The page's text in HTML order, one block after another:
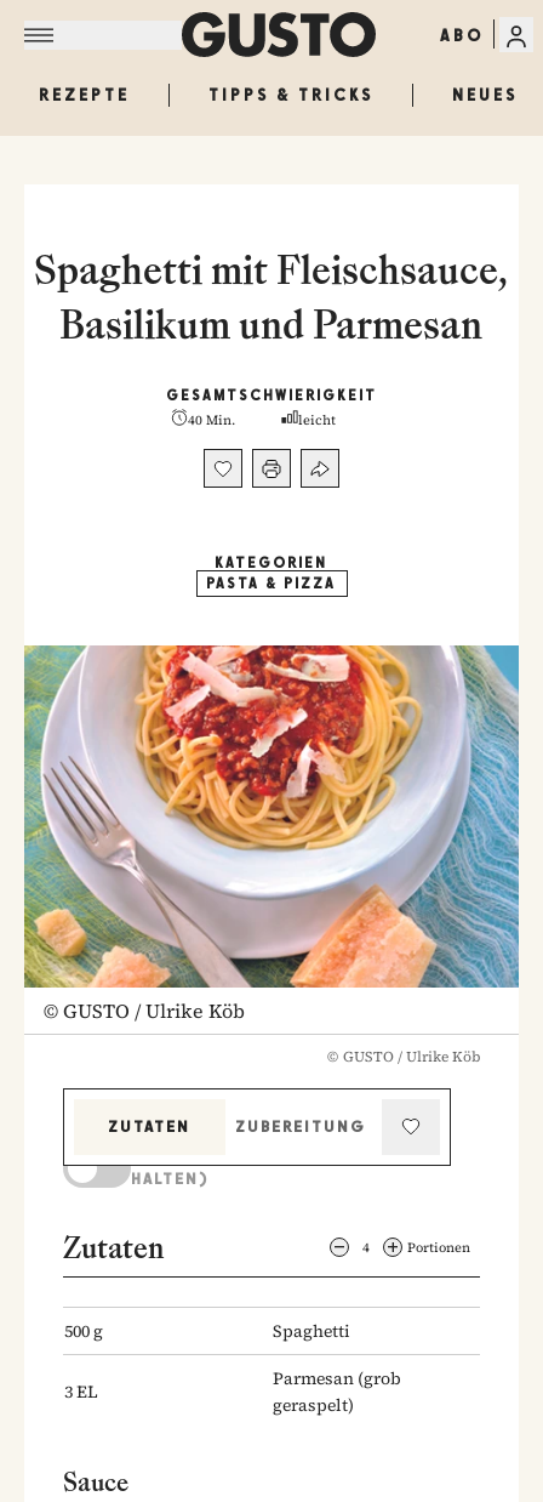
ABO
REZEPTE TIPPS & TRICKS NEUES
Spaghetti mit Fleischsauce,
Basilikum und Parmesan
GESAMT
40 Min.
SCHWIERIGKEIT
leicht
KATEGORIEN
PASTA & PIZZA
©GUSTO / Ulrike Köb
© GUSTO / Ulrike Köb
ZUTATEN
ZUBEREITUNG
HALTEN)
Zutaten 4 Portionen
500g Spaghetti
3EL
Parmesan (grob
geraspelt)
Sauce